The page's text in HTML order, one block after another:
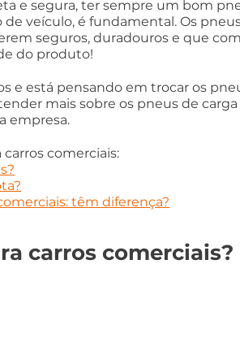
e segura, ter sempre um bom
veículo, é fundamental. Os
seguros, duradouros e que
do produto!
e está pensando em trocar os
mais sobre os pneus de
empresa.
comerciais:
têm diferença?
carros comerciais?